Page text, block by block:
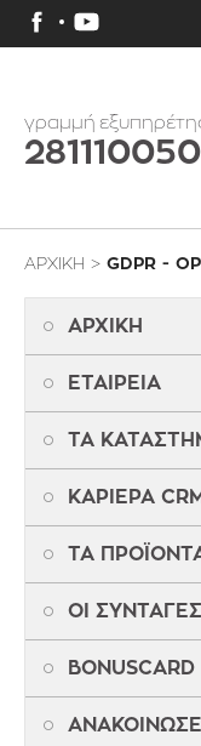
γραμμή
ΑΡΧΙΚΗ > GDPR -
ΑΡΧΙΚΗ
ΕΤΑΙΡΕΙΑ
ΤΑ
ΚΑΡΙΕΡΑ CRM
ΤΑ
ΟΙ
BONUSCARD